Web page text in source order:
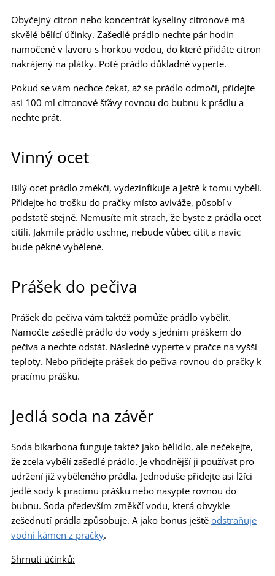
Obyčejný citron nebo koncentrát kyseliny citronové má
skvělé bělící účinky. Zašedlé prádlo nechte pár hodin
namočené v lavoru s horkou vodou, do které přidáte citron
nakrájený na plátky. Poté prádlo důkladně vyperte.
Pokud se vám nechce čekat, až se prádlo odmočí, přidejte
asi 100 ml citronové šťávy rovnou do bubnu k prádlu a
nechte prát.
Vinný ocet
Bílý ocet prádlo změkčí, vydezinfikuje a ještě k tomu vybělí.
Přidejte ho trošku do pračky místo aviváže, působí v
podstatě stejně. Nemusíte mít strach, že byste z prádla ocet
cítili. Jakmile prádlo uschne, nebude vůbec cítit a navíc
bude pěkně vybělené.
Prášek do pečiva
Prášek do pečiva vám taktéž pomůže prádlo vybělit.
Namočte zašedlé prádlo do vody s jedním práškem do
pečiva a nechte odstát. Následně vyperte v pračce na vyšší
teploty. Nebo přidejte prášek do pečiva rovnou do pračky k
pracímu prášku.
Jedlá soda na závěr
Soda bikarbona funguje taktéž jako bělidlo, ale nečekejte,
že zcela vybělí zašedlé prádlo. Je vhodnější ji používat pro
udržení již vyběleného prádla. Jednoduše přidejte asi lžíci
jedlé sody k pracímu prášku nebo nasypte rovnou do
bubnu. Soda především změkčí vodu, která obvykle
zešednutí prádla způsobuje. A jako bonus ještě odstraňuje
vodní kámen z pračky.
Shrnutí účinků: